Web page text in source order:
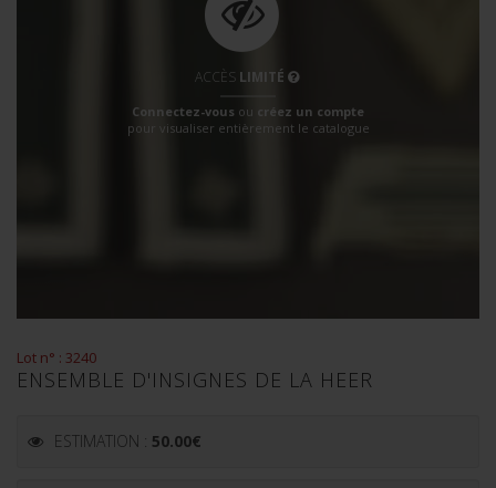
ACCÈS LIMITÉ
Connectez-vous ou créez un compte
pour visualiser entièrement le catalogue
Lot n° : 3240
ENSEMBLE D'INSIGNES DE LA HEER
ESTIMATION : 50.00€